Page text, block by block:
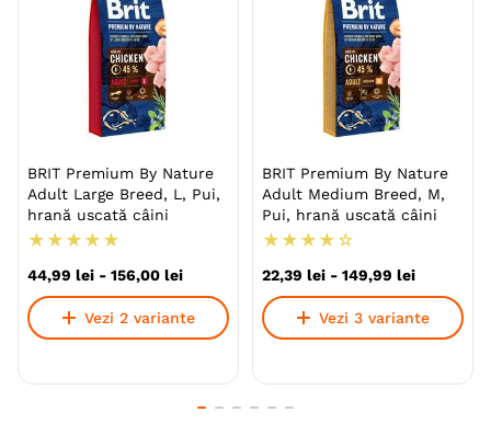
BRIT Premium By Nature
Adult Large Breed, L, Pui,
hrană uscată câini
★ ★ ★ ★ ★
44,99 lei - 156,00 lei
Vezi 2 variante
BRIT Premium By Nature
Adult Medium Breed, M,
Pui, hrană uscată câini
★ ★ ★ ★ ☆
22,39 lei - 149,99 lei
Vezi 3 variante